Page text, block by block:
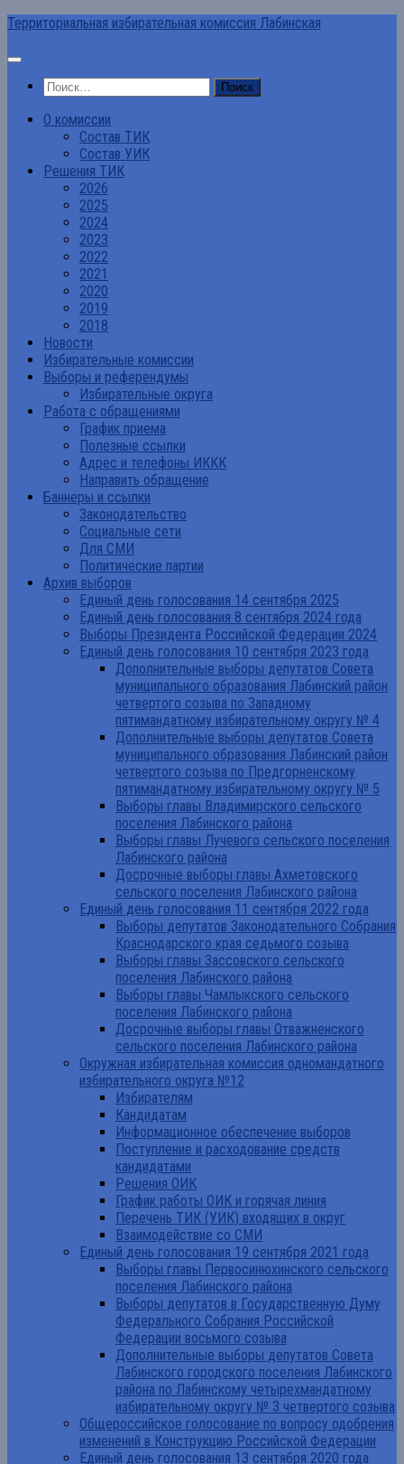
Перейти
содержимому
Территориальная избирательная комиссия Лабинская
Найти:
О комиссии
Состав ТИК
Состав УИК
Решения ТИК
2026
2025
2024
2023
2022
2021
2020
2019
2018
Новости
Избирательные комиссии
Выборы и референдумы
Избирательные округа
Работа с обращениями
График приема
Полезные ссылки
Адрес и телефоны ИККК
Направить обращение
Баннеры и ссылки
Законодательство
Социальные сети
Для СМИ
Политические партии
Архив выборов
Единый день голосования 14 сентября 2025
Единый день голосования 8 сентября 2024 года
Выборы Президента Российской Федерации 2024
Единый день голосования 10 сентября 2023 года
Дополнительные выборы депутатов Совета
муниципального образования Лабинский район
четвертого созыва по Западному
пятимандатному избирательному округу № 4
Дополнительные выборы депутатов Совета
муниципального образования Лабинский район
четвертого созыва по Предгорненскому
пятимандатному избирательному округу № 5
Выборы главы Владимирского сельского
поселения Лабинского района
Выборы главы Лучевого сельского поселения
Лабинского района
Досрочные выборы главы Ахметовского
сельского поселения Лабинского района
Единый день голосования 11 сентября 2022 года
Выборы депутатов Законодательного Собрания
Краснодарского края седьмого созыва
Выборы главы Зассовского сельского
поселения Лабинского района
Выборы главы Чамлыкского сельского
поселения Лабинского района
Досрочные выборы главы Отважненского
сельского поселения Лабинского района
Окружная избирательная комиссия одномандатного
избирательного округа №12
Избирателям
Кандидатам
Информационное обеспечение выборов
Поступление и расходование средств
кандидатами
Решения ОИК
График работы ОИК и горячая линия
Перечень ТИК (УИК) входящих в округ
Взаимодействие со СМИ
Единый день голосования 19 сентября 2021 года
Выборы главы Первосинюхинского сельского
поселения Лабинского района
Выборы депутатов в Государственную Думу
Федерального Собрания Российской
Федерации восьмого созыва
Дополнительные выборы депутатов Совета
Лабинского городского поселения Лабинского
района по Лабинскому четырехмандатному
избирательному округу № 3 четвертого созыва
Общероссийское голосование по вопросу одобрения
изменений в Конструкцию Российской Федерации
Единый день голосования 13 сентября 2020 года